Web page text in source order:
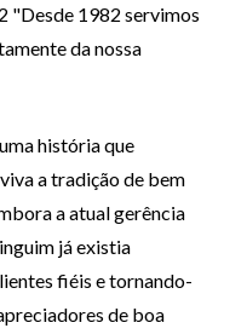
"Desde 1982 servimos
da nossa
história que
a tradição de bem
a atual gerência
já existia
fiéis e tornando-
de boa